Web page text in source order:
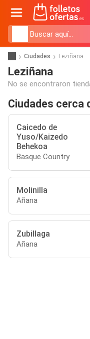
Ciudades Leziñana
Leziñana
No se encontraron
Ciudades cerca
Caicedo de
Yuso/Kaizedo
Behekoa
Basque Country
Molinilla
Añana
Zubillaga
Añana